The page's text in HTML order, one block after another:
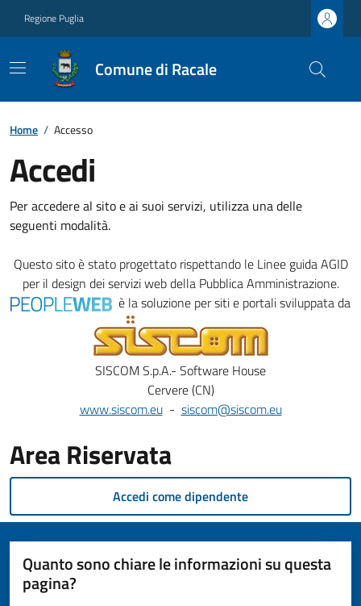
Regione Puglia
Comune di Racale
Home / Accesso
Accedi
Per accedere al sito e ai suoi servizi, utilizza una delle
seguenti modalità.
Questo sito è stato progettato rispettando le Linee guida AGID
per il design dei servizi web della Pubblica Amministrazione.
è la soluzione per siti e portali sviluppata da
SISCOM S.p.A.- Software House
Cervere (CN)
www.siscom.eu- siscom@siscom.eu
Area Riservata
Accedi come dipendente
Quanto sono chiare le informazioni su questa
pagina?